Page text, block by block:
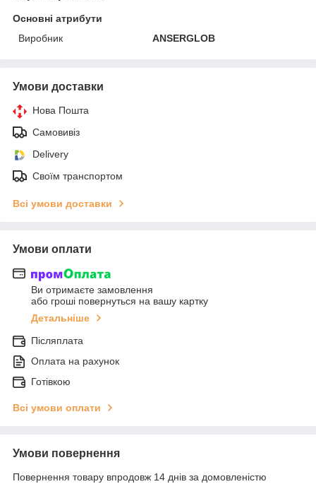
Основні атрибути
Виробник
ANSERGLOB
Умови доставки
Нова Пошта
Самовивіз
Delivery
Своїм транспортом
Всі умови доставки
Умови оплати
Ви отримаєте замовлення
або гроші повернуться на вашу картку
Детальніше
Післяплата
Оплата на рахунок
Готівкою
Всі умови оплати
Умови повернення
Повернення товару впродовж 14 днів за домовленістю